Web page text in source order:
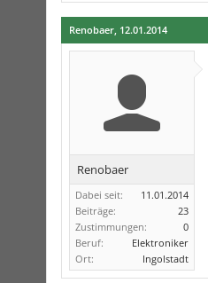
Renobaer, 12.01.2014
Renobaer
Dabei seit:
11.01.2014
Beiträge:
23
Zustimmungen:
0
Beruf:
Elektroniker
Ort:
Ingolstadt